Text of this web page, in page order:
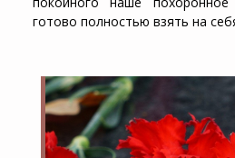
готово полностью взять на